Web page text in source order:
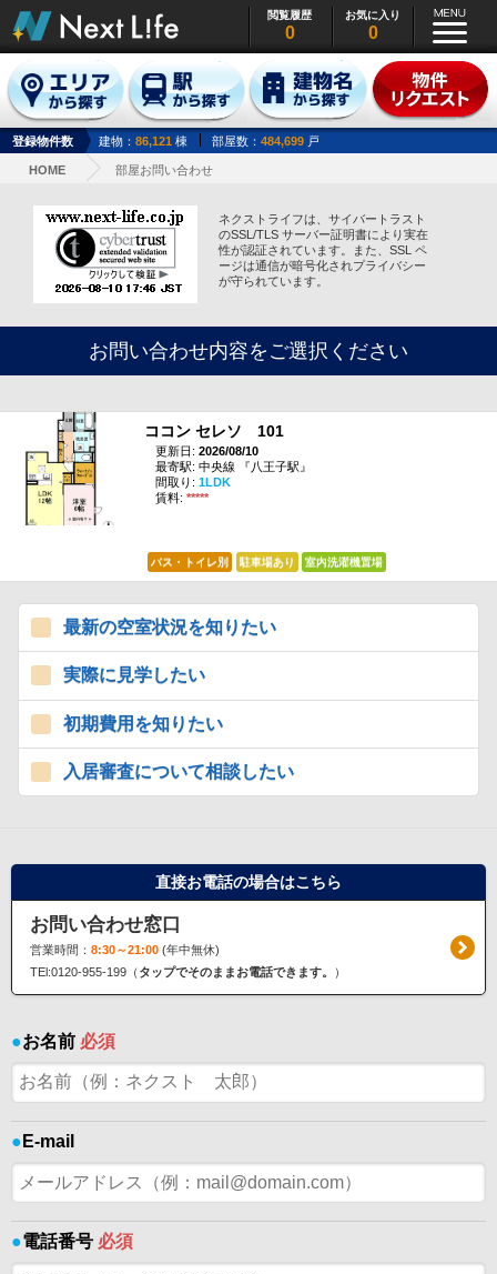
閲覧履歴
0
お気に入り
0
登録物件数 建物： 86,121 棟 部屋数： 484,699 戸
HOME 部屋お問い合わせ
ネクストライフは、サイバートラスト
のSSL/TLS サーバー証明書により実在
性が認証されています。また、SSL ペ
ージは通信が暗号化されプライバシー
が守られています。
お問い合わせ内容をご選択ください
ココン セレソ 101
更新日: 2026/08/10
最寄駅: 中央線 『八王子駅』
間取り: 1LDK
賃料: *****
バス・トイレ別 駐車場あり 室内洗濯機置場
最新の空室状況を知りたい
実際に見学したい
初期費用を知りたい
入居審査について相談したい
直接お電話の場合はこちら
お問い合わせ窓口
営業時間： 8:30～21:00(年中無休)
TEl:0120-955-199（ タップでそのままお電話できます。 ）
●お名前 必須
● E-mail
●電話番号 必須